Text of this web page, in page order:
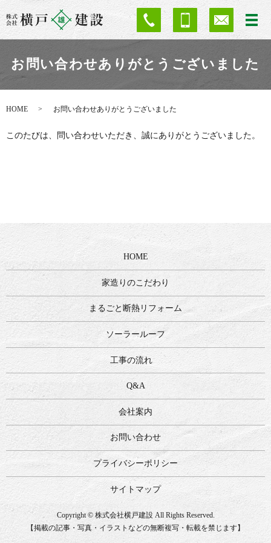
お問い合わせありがとうございました
HOME お問い合わせありがとうございました
このたびは、問い合わせいただき、誠にありがとうございました。
HOME
家造りのこだわり
まるごと断熱リフォーム
ソーラールーフ
工事の流れ
Q&A
会社案内
お問い合わせ
プライバシーポリシー
サイトマップ
Copyright © 株式会社横戸建設 All Rights Reserved.
【掲載の記事・写真・イラストなどの無断複写・転載を禁じます】